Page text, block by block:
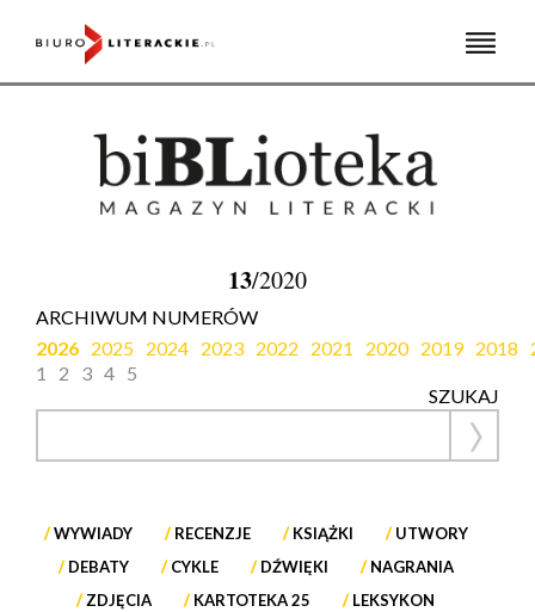
13/2020
ARCHIWUM NUMERÓW
2026 2025 2024 2023 2022 2021 2020 2019 2018
1
2 3 4 5
SZUKAJ
WYWIADY RECENZJE KSIĄŻKI
UTWORY
DEBATY
CYKLE DŹWIĘKI
NAGRANIA
ZDJĘCIA
KARTOTEKA 25
LEKSYKON